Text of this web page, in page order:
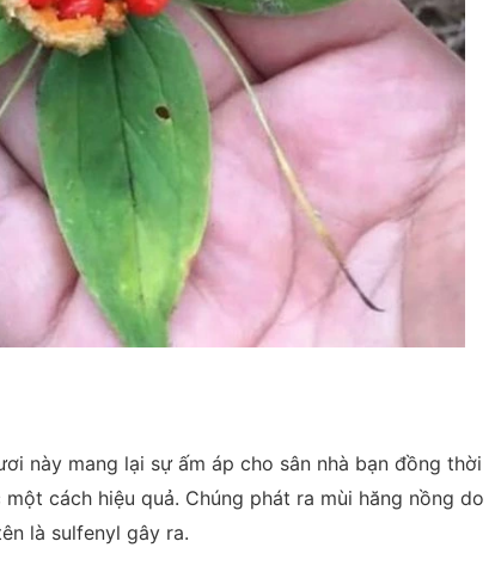
này mang lại sự ấm áp cho sân nhà bạn đồng thời
cách hiệu quả. Chúng phát ra mùi hăng nồng do
là sulfenyl gây ra.